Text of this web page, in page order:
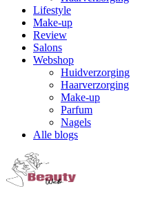
Lifestyle
Make-up
Review
Salons
Webshop
Huidverzorging
Haarverzorging
Make-up
Parfum
Nagels
Alle blogs